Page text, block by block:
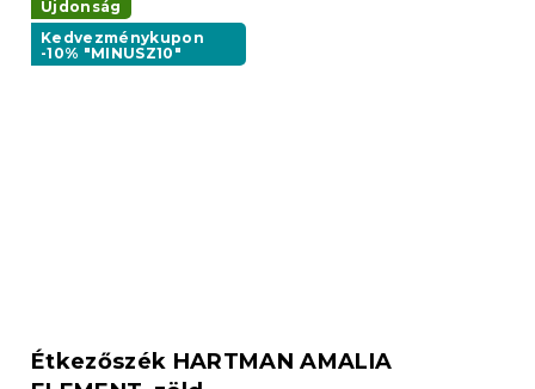
Újdonság
Kedvezménykupon
-10% "MINUSZ10"
Étkezőszék HARTMAN AMALIA